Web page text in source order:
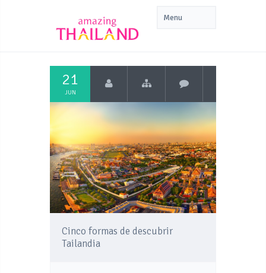
21
JUN
Cinco formas de descubrir
Tailandia